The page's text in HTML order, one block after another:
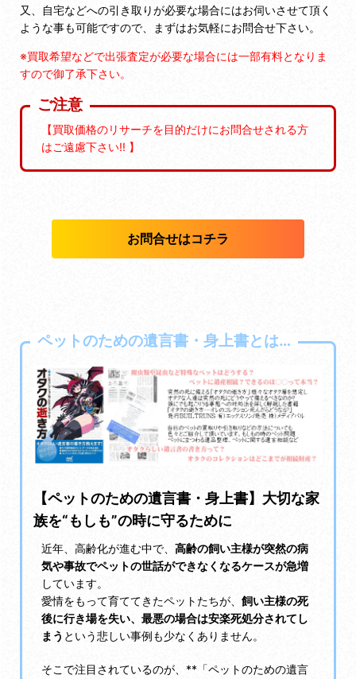
又、自宅などへの引き取りが必要な場合にはお伺いさせて頂く
ような事も可能ですので、まずはお気軽にお問合せ下さい。
※買取希望などで出張査定が必要な場合には一部有料となりま
すので御了承下さい。
ご注意
【買取価格のリサーチを目的だけにお問合せされる方
はご遠慮下さい!! 】
お問合せはコチラ
ペットのための遺言書・身上書とは…
【ペットのための遺言書・身上書】大切な家
族を“もしも”の時に守るために
近年、高齢化が進む中で、高齢の飼い主様が突然の病
気や事故でペットの世話ができなくなるケースが急増
しています。
愛情をもって育ててきたペットたちが、飼い主様の死
後に行き場を失い、最悪の場合は安楽死処分されてし
まう という悲しい事例も少なくありません。
そこで注目されているのが、**「ペットのための遺言